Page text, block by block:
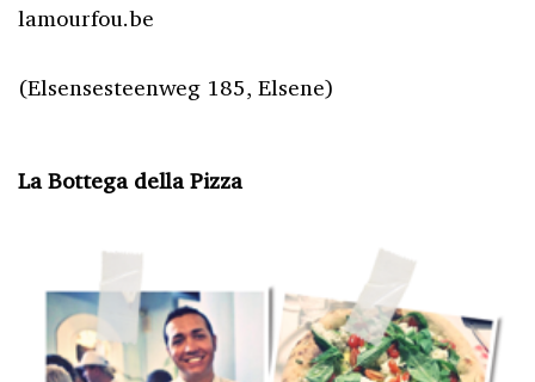
lamourfou.be
(Elsensesteenweg 185, Elsene)
La Bottega della Pizza